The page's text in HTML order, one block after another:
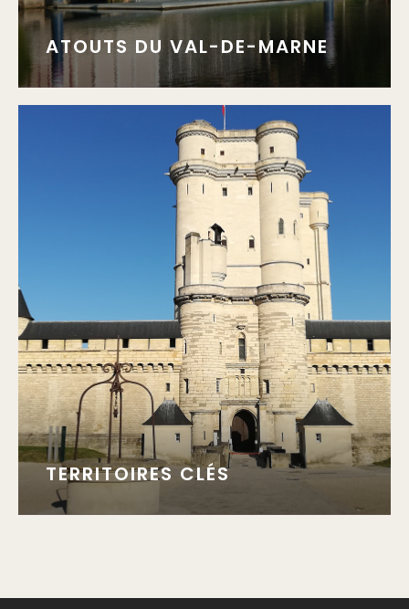
ATOUTS DU VAL-DE-MARNE
TERRITOIRES CLÉS